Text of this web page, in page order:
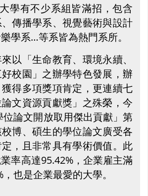
學有不少系組皆滿招，包含
傳播學系、視覺藝術與設計
學系…等系皆為熱門系所。
以「生命教育、環境永續、
校園」之辦學特色發展，辦
得多項獎項肯定，更連續七
文資源貢獻獎」之殊榮，今
位論文開放取用傑出貢獻」第
博、碩生的學位論文廣受各
，且非常具有學術價值。此
率高達95.42%，企業雇主滿
也是企業最愛的大學。